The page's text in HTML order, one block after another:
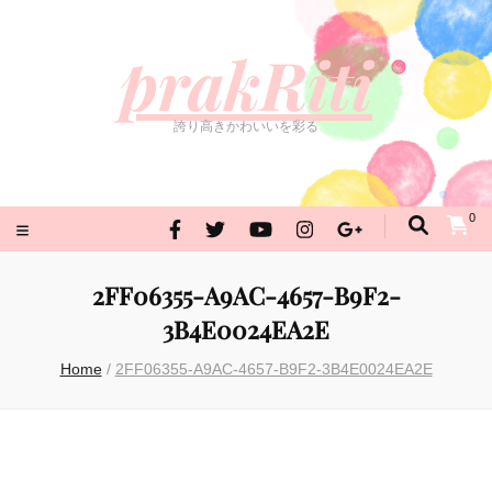
prakRiti
誇り高きかわいいを彩る
0
誇り高きかわいいを彩る
2FF06355-A9AC-4657-B9F2-
3B4E0024EA2E
Home / 2FF06355-A9AC-4657-B9F2-3B4E0024EA2E